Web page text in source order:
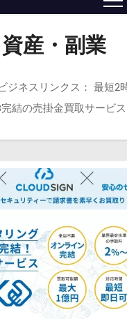
産・副業
ジネスリンクス： 最短2
結の売掛金買取サービス